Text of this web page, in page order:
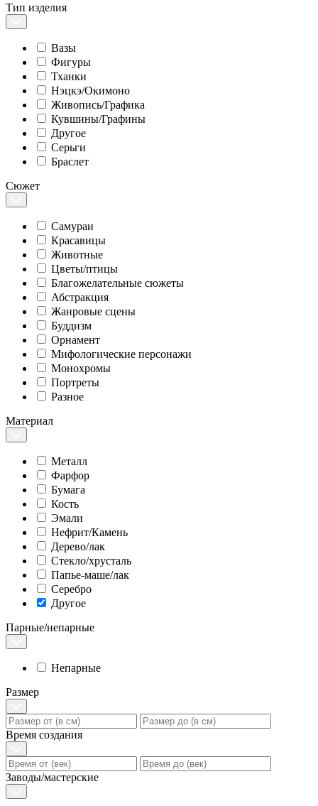
Тип изделия
Вазы
Фигуры
Тханки
Нэцкэ/Окимоно
Живопись/Графика
Кувшины/Графины
Другое
Серьги
Браслет
Сюжет
Самураи
Красавицы
Животные
Цветы/птицы
Благожелательные сюжеты
Абстракция
Жанровые сцены
Буддизм
Орнамент
Мифологические персонажи
Монохромы
Портреты
Разное
Материал
Металл
Фарфор
Бумага
Кость
Эмали
Нефрит/Камень
Дерево/лак
Стекло/хрусталь
Папье-маше/лак
Серебро
Другое
Парные/непарные
Непарные
Размер
Время создания
Заводы/мастерские